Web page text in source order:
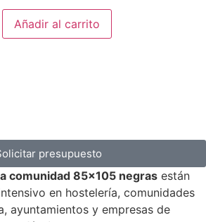
Añadir al carrito
presupuesto
comunidad 85×105 negras están
en hostelería, comunidades
ayuntamientos y empresas de